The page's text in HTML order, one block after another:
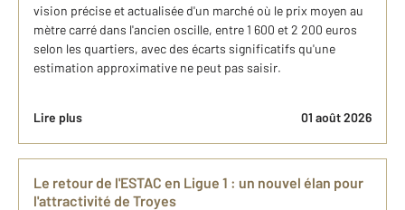
vision précise et actualisée d'un marché où le prix moyen au
mètre carré dans l'ancien oscille, entre 1 600 et 2 200 euros
selon les quartiers, avec des écarts significatifs qu'une
estimation approximative ne peut pas saisir.
Lire plus 01 août 2026
Le retour de l'ESTAC en Ligue 1 : un nouvel élan pour
l'attractivité de Troyes